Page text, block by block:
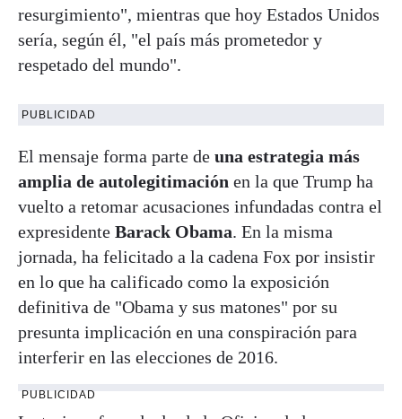
resurgimiento", mientras que hoy Estados Unidos
sería, según él, "el país más prometedor y
respetado del mundo".
PUBLICIDAD
El mensaje forma parte de una estrategia más
amplia de autolegitimación en la que Trump ha
vuelto a retomar acusaciones infundadas contra el
expresidente Barack Obama. En la misma
jornada, ha felicitado a la cadena Fox por insistir
en lo que ha calificado como la exposición
definitiva de "Obama y sus matones" por su
presunta implicación en una conspiración para
interferir en las elecciones de 2016.
PUBLICIDAD